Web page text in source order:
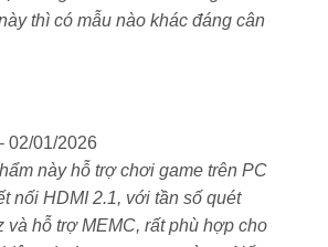
(Quantum Dot). Với 576 vùng
kiểm soát ánh sáng chính xác và
sáng. Hình ảnh đạt độ sâu cao,
nhiên và rõ nét trong từng vùng tối.
thì có mẫu nào khác đáng cân
02/01/2026
này hỗ trợ chơi game trên PC
nối HDMI 2.1, với tần số quét
và hỗ trợ MEMC, rất phù hợp cho